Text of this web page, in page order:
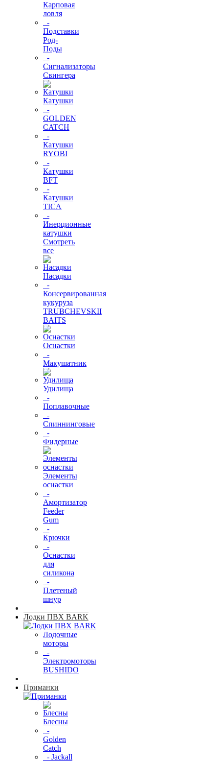
Карповая
ловля
-
Подставки
Род-
Поды
-
Сигнализаторы
Свингера
Катушки
-
GOLDEN
CATCH
-
Катушки
RYOBI
-
Катушки
BFT
-
Катушки
TICA
-
Инерционные
катушки
Смотреть
все
Насадки
-
Консервированная
кукуруза
TRUBCHEVSKII
BAITS
Оснастки
-
Макушатник
Удилища
-
Поплавочные
-
Спиннинговые
-
Фидерные
Элементы
оснастки
-
Амортизатор
Feeder
Gum
-
Крючки
-
Оснастки
для
силикона
-
Плетеный
шнур
Лодки ПВХ BARK
Лодочные
моторы
-
Электромоторы
BUSHIDO
Приманки
Блесны
-
Golden
Catch
- Jackall